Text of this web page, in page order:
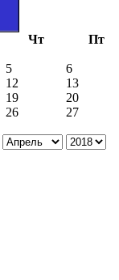
Чт Пт
5 6
12 13
19 20
26 27